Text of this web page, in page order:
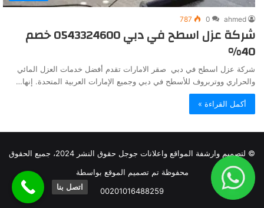
ahmed
0
787
شركة عزل اسطح في دبي 0543324600 خصم
40%
شركة عزل اسطح في دبي صقر الامارات تقدم أفضل خدمات العزل المائي
والحراري ووتربروف للأسطح في دبي وجميع الإمارات العربية المتحدة. إنها…
أكمل القراءة »
© لتصميم وارشفة المواقع واعلانات جوجل حقوق النشر 2024، جميع الحقوق
محفوظة تم تصميم الموقع بواسطة
00201016488259
اتصل بنا